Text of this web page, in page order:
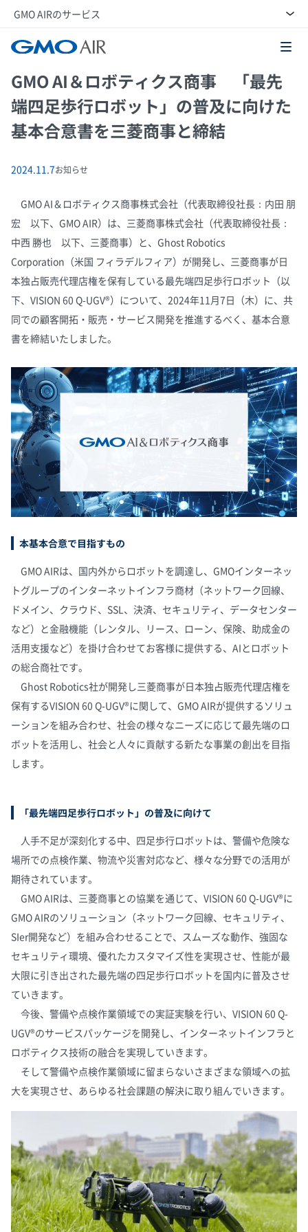
GMO AIRのサービス
GMO AI＆ロボティクス商事株式会社
GMO AI＆ロボティクス商事 「最先
端四足歩行ロボット」の普及に向けた
基本合意書を三菱商事と締結
2024.11.7お知らせ
GMO AI＆ロボティクス商事株式会社（代表取締役社長：内田 朋
宏 以下、GMO AIR）は、三菱商事株式会社（代表取締役社長：
中西 勝也 以下、三菱商事）と、Ghost Robotics
Corporation（米国 フィラデルフィア）が開発し、三菱商事が日
本独占販売代理店権を保有している最先端四足歩行ロボット（以
下、VISION 60 Q-UGV®）について、2024年11月7日（木）に、共
同での顧客開拓・販売・サービス開発を推進するべく、基本合意
書を締結いたしました。
本基本合意で目指すもの
GMO AIRは、国内外からロボットを調達し、GMOインターネッ
トグループのインターネットインフラ商材（ネットワーク回線、
ドメイン、クラウド、SSL、決済、セキュリティ、データセンター
など）と金融機能（レンタル、リース、ローン、保険、助成金の
活用支援など）を掛け合わせてお客様に提供する、AIとロボット
の総合商社です。
Ghost Robotics社が開発し三菱商事が日本独占販売代理店権を
保有するVISION 60 Q-UGV®に関して、GMO AIRが提供するソリュ
ーションを組み合わせ、社会の様々なニーズに応じて最先端のロ
ボットを活用し、社会と人々に貢献する新たな事業の創出を目指
します。
「最先端四足歩行ロボット」の普及に向けて
人手不足が深刻化する中、四足歩行ロボットは、警備や危険な
場所での点検作業、物流や災害対応など、様々な分野での活用が
期待されています。
GMO AIRは、三菱商事との協業を通じて、VISION 60 Q-UGV®に
GMO AIRのソリューション（ネットワーク回線、セキュリティ、
SIer開発など）を組み合わせることで、スムーズな動作、強固な
セキュリティ環境、優れたカスタマイズ性を実現させ、性能が最
大限に引き出された最先端の四足歩行ロボットを国内に普及させ
ていきます。
今後、警備や点検作業領域での実証実験を行い、VISION 60 Q-
UGV®のサービスパッケージを開発し、インターネットインフラと
ロボティクス技術の融合を実現していきます。
そして警備や点検作業領域に留まらないさまざまな領域への拡
大を実現させ、あらゆる社会課題の解決に取り組んでいきます。